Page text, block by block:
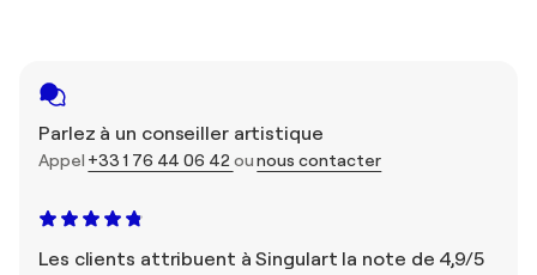
Parlez à un conseiller artistique
Appel +33 1 76 44 06 42 ounous contacter
Les clients attribuent à Singulart la note de 4,9/5